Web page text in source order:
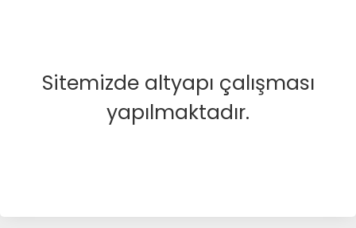
Sitemizde altyapı çalışması
yapılmaktadır.